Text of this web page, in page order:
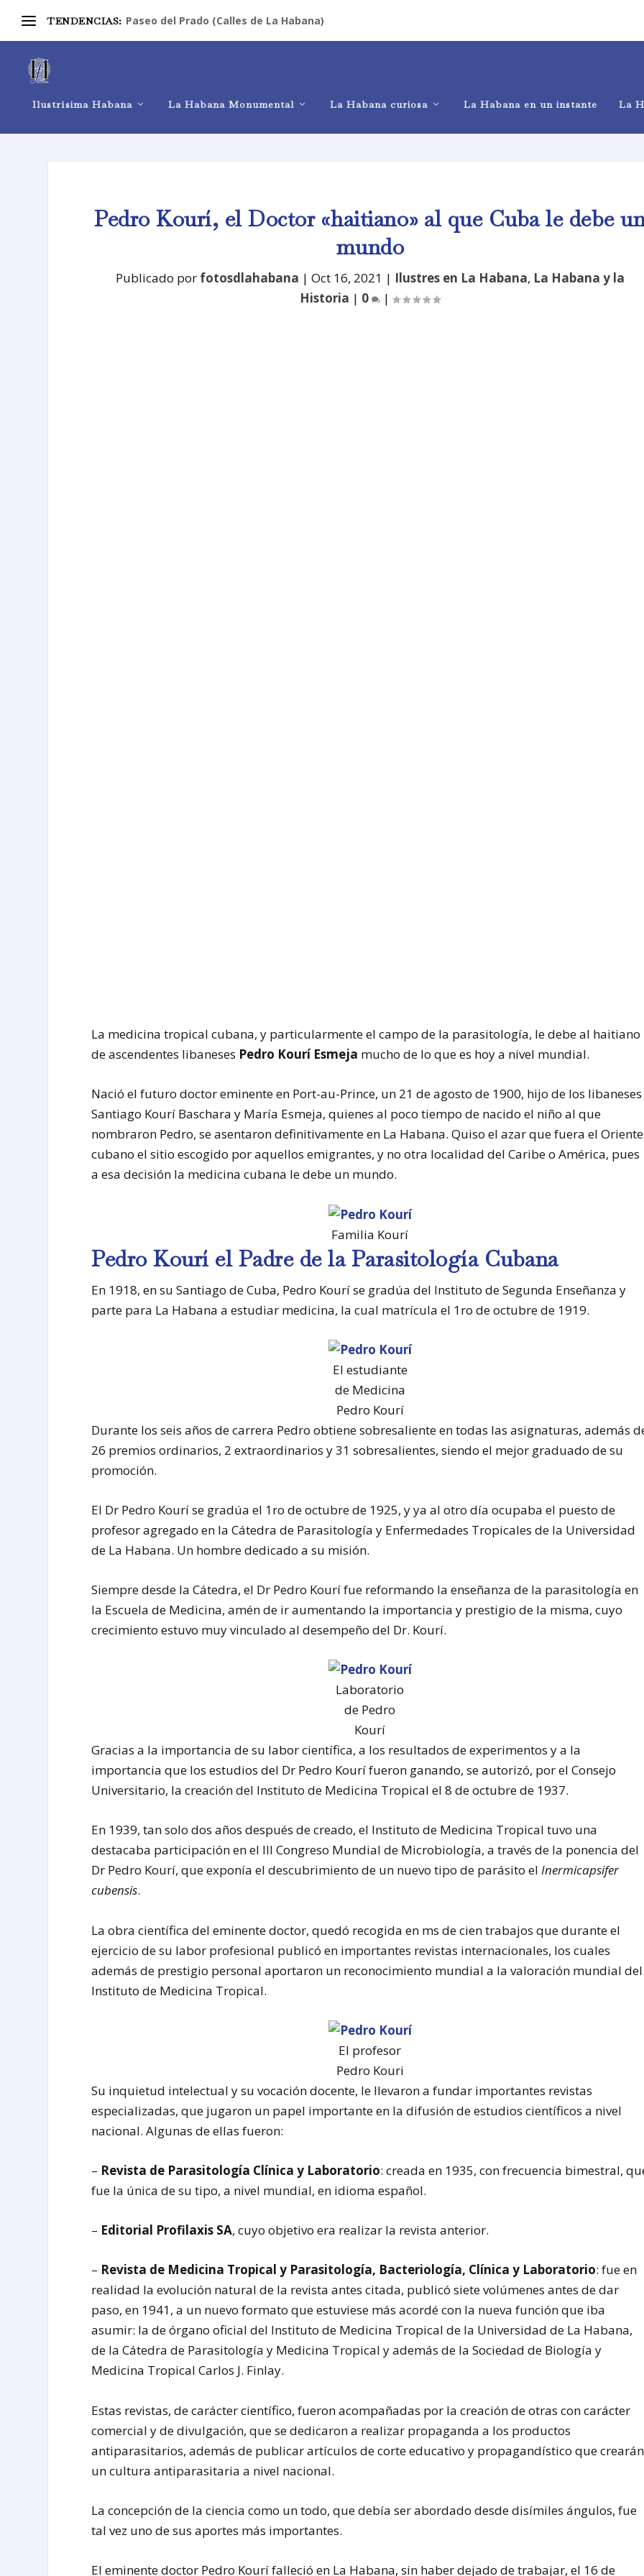
TENDENCIAS: Paseo del Prado (Calles de La Habana)
Ilustrísima Habana La Habana Monumental La Habana curiosa La Habana en un instante La
Pedro Kourí, el Doctor «haitiano» al que Cuba le debe
mundo
Publicado por fotosdlahabana | Oct 16, 2021 | Ilustres en La Habana, La Habana y la
Historia | 0 |
La medicina tropical cubana, y particularmente el campo de la parasitología, le debe al haitiano
de ascendentes libaneses Pedro Kourí Esmeja mucho de lo que es hoy a nivel mundial.
Nació el futuro doctor eminente en Port-au-Prince, un 21 de agosto de 1900, hijo de los libaneses
Santiago Kourí Baschara y María Esmeja, quienes al poco tiempo de nacido el niño al que
nombraron Pedro, se asentaron definitivamente en La Habana. Quiso el azar que fuera el Oriente
cubano el sitio escogido por aquellos emigrantes, y no otra localidad del Caribe o América, pues
a esa decisión la medicina cubana le debe un mundo.
Familia Kourí
Pedro Kourí el Padre de la Parasitología Cubana
En 1918, en su Santiago de Cuba, Pedro Kourí se gradúa del Instituto de Segunda Enseñanza y
parte para La Habana a estudiar medicina, la cual matrícula el 1ro de octubre de 1919.
El estudiante
de Medicina
Pedro Kourí
Durante los seis años de carrera Pedro obtiene sobresaliente en todas las asignaturas, además
26 premios ordinarios, 2 extraordinarios y 31 sobresalientes, siendo el mejor graduado de su
promoción.
El Dr Pedro Kourí se gradúa el 1ro de octubre de 1925, y ya al otro día ocupaba el puesto de
profesor agregado en la Cátedra de Parasitología y Enfermedades Tropicales de la Universidad
de La Habana. Un hombre dedicado a su misión.
Siempre desde la Cátedra, el Dr Pedro Kourí fue reformando la enseñanza de la parasitología en
la Escuela de Medicina, amén de ir aumentando la importancia y prestigio de la misma, cuyo
crecimiento estuvo muy vinculado al desempeño del Dr. Kourí.
Laboratorio
de Pedro
Kourí
Gracias a la importancia de su labor científica, a los resultados de experimentos y a la
importancia que los estudios del Dr Pedro Kourí fueron ganando, se autorizó, por el Consejo
Universitario, la creación del Instituto de Medicina Tropical el 8 de octubre de 1937.
En 1939, tan solo dos años después de creado, el Instituto de Medicina Tropical tuvo una
destacaba participación en el III Congreso Mundial de Microbiología, a través de la ponencia del
Dr Pedro Kourí, que exponía el descubrimiento de un nuevo tipo de parásito elInermicapsifer
cubensis.
La obra científica del eminente doctor, quedó recogida en ms de cien trabajos que durante el
ejercicio de su labor profesional publicó en importantes revistas internacionales, los cuales
además de prestigio personal aportaron un reconocimiento mundial a la valoración mundial del
Instituto de Medicina Tropical.
El profesor
Pedro Kouri
Su inquietud intelectual y su vocación docente, le llevaron a fundar importantes revistas
especializadas, que jugaron un papel importante en la difusión de estudios científicos a nivel
nacional. Algunas de ellas fueron:
– Revista de Parasitología Clínica y Laboratorio: creada en 1935, con frecuencia bimestral,
fue la única de su tipo, a nivel mundial, en idioma español.
– Editorial Profilaxis SA, cuyo objetivo era realizar la revista anterior.
– Revista de Medicina Tropical y Parasitología, Bacteriología, Clínica y Laboratorio: fue en
realidad la evolución natural de la revista antes citada, publicó siete volúmenes antes de dar
paso, en 1941, a un nuevo formato que estuviese más acordé con la nueva función que iba
asumir: la de órgano oficial del Instituto de Medicina Tropical de la Universidad de La Habana,
de la Cátedra de Parasitología y Medicina Tropical y además de la Sociedad de Biología y
Medicina Tropical Carlos J. Finlay.
Estas revistas, de carácter científico, fueron acompañadas por la creación de otras con carácter
comercial y de divulgación, que se dedicaron a realizar propaganda a los productos
antiparasitarios, además de publicar artículos de corte educativo y propagandístico que crearán
un cultura antiparasitaria a nivel nacional.
La concepción de la ciencia como un todo, que debía ser abordado desde disímiles ángulos, fue
tal vez uno de sus aportes más importantes.
El eminente doctor Pedro Kourí falleció en La Habana, sin haber dejado de trabajar, el 16 de